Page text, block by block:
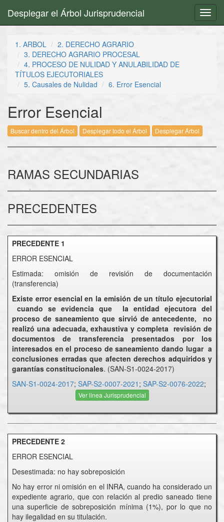
Desplegar el Árbol Jurisprudencial
1. ARBOL
2. DERECHO AGRARIO
3. DERECHO AGRARIO PROCESAL
4. PROCESO DE NULIDAD Y ANULABILIDAD DE
TÍTULOS EJECUTORIALES
5. Causales de Nulidad
6. Error Esencial
Error Esencial
Buscar dentro del Árbol Desplegar todo el Árbol Desplegar Árbol
RAMAS SECUNDARIAS
PRECEDENTES
PRECEDENTE 1
ERROR ESENCIAL
Estimada: omisión de revisión de documentación
(transferencia)
Existe error esencial en la emisión de un título ejecutorial
cuando se evidencia que la entidad ejecutora del
proceso de saneamiento que sirvió de antecedente, no
realizó una adecuada, exhaustiva y completa revisión de
documentos de transferencia presentados por los
interesados en el proceso de saneamiento dando lugar a
conclusiones erradas que afecten derechos adquiridos y
garantías constitucionales. (SAN-S1-0024-2017)
SAN-S1-0024-2017; SAP-S2-0007-2021 ; SAP-S2-0076-2022;
Ver linea Jurisprudencial
PRECEDENTE 2
ERROR ESENCIAL
Desestimada: no hay sobreposición
No hay error ni omisión en el INRA, cuando ha considerado un
expediente agrario, que con relación al predio saneado tiene
una superficie de sobreposición mínima (1%), por lo que no
hay ilegalidad en su titulación.